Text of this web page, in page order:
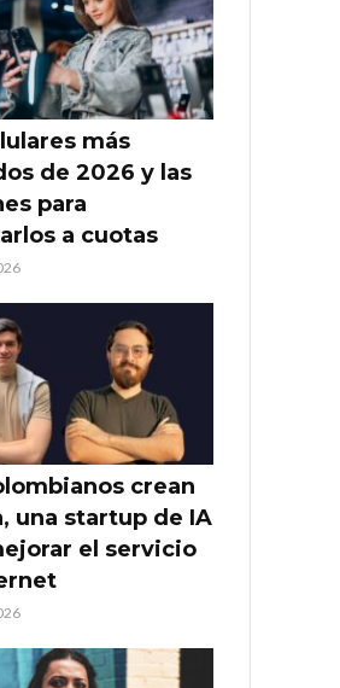
más
de 2026 y las
para
a cuotas
crean
una startup de IA
el servicio